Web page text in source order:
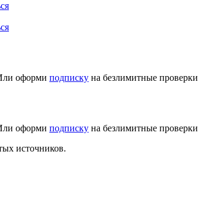
оформи подписку на безлимитные проверки
оформи подписку на безлимитные проверки
источников.